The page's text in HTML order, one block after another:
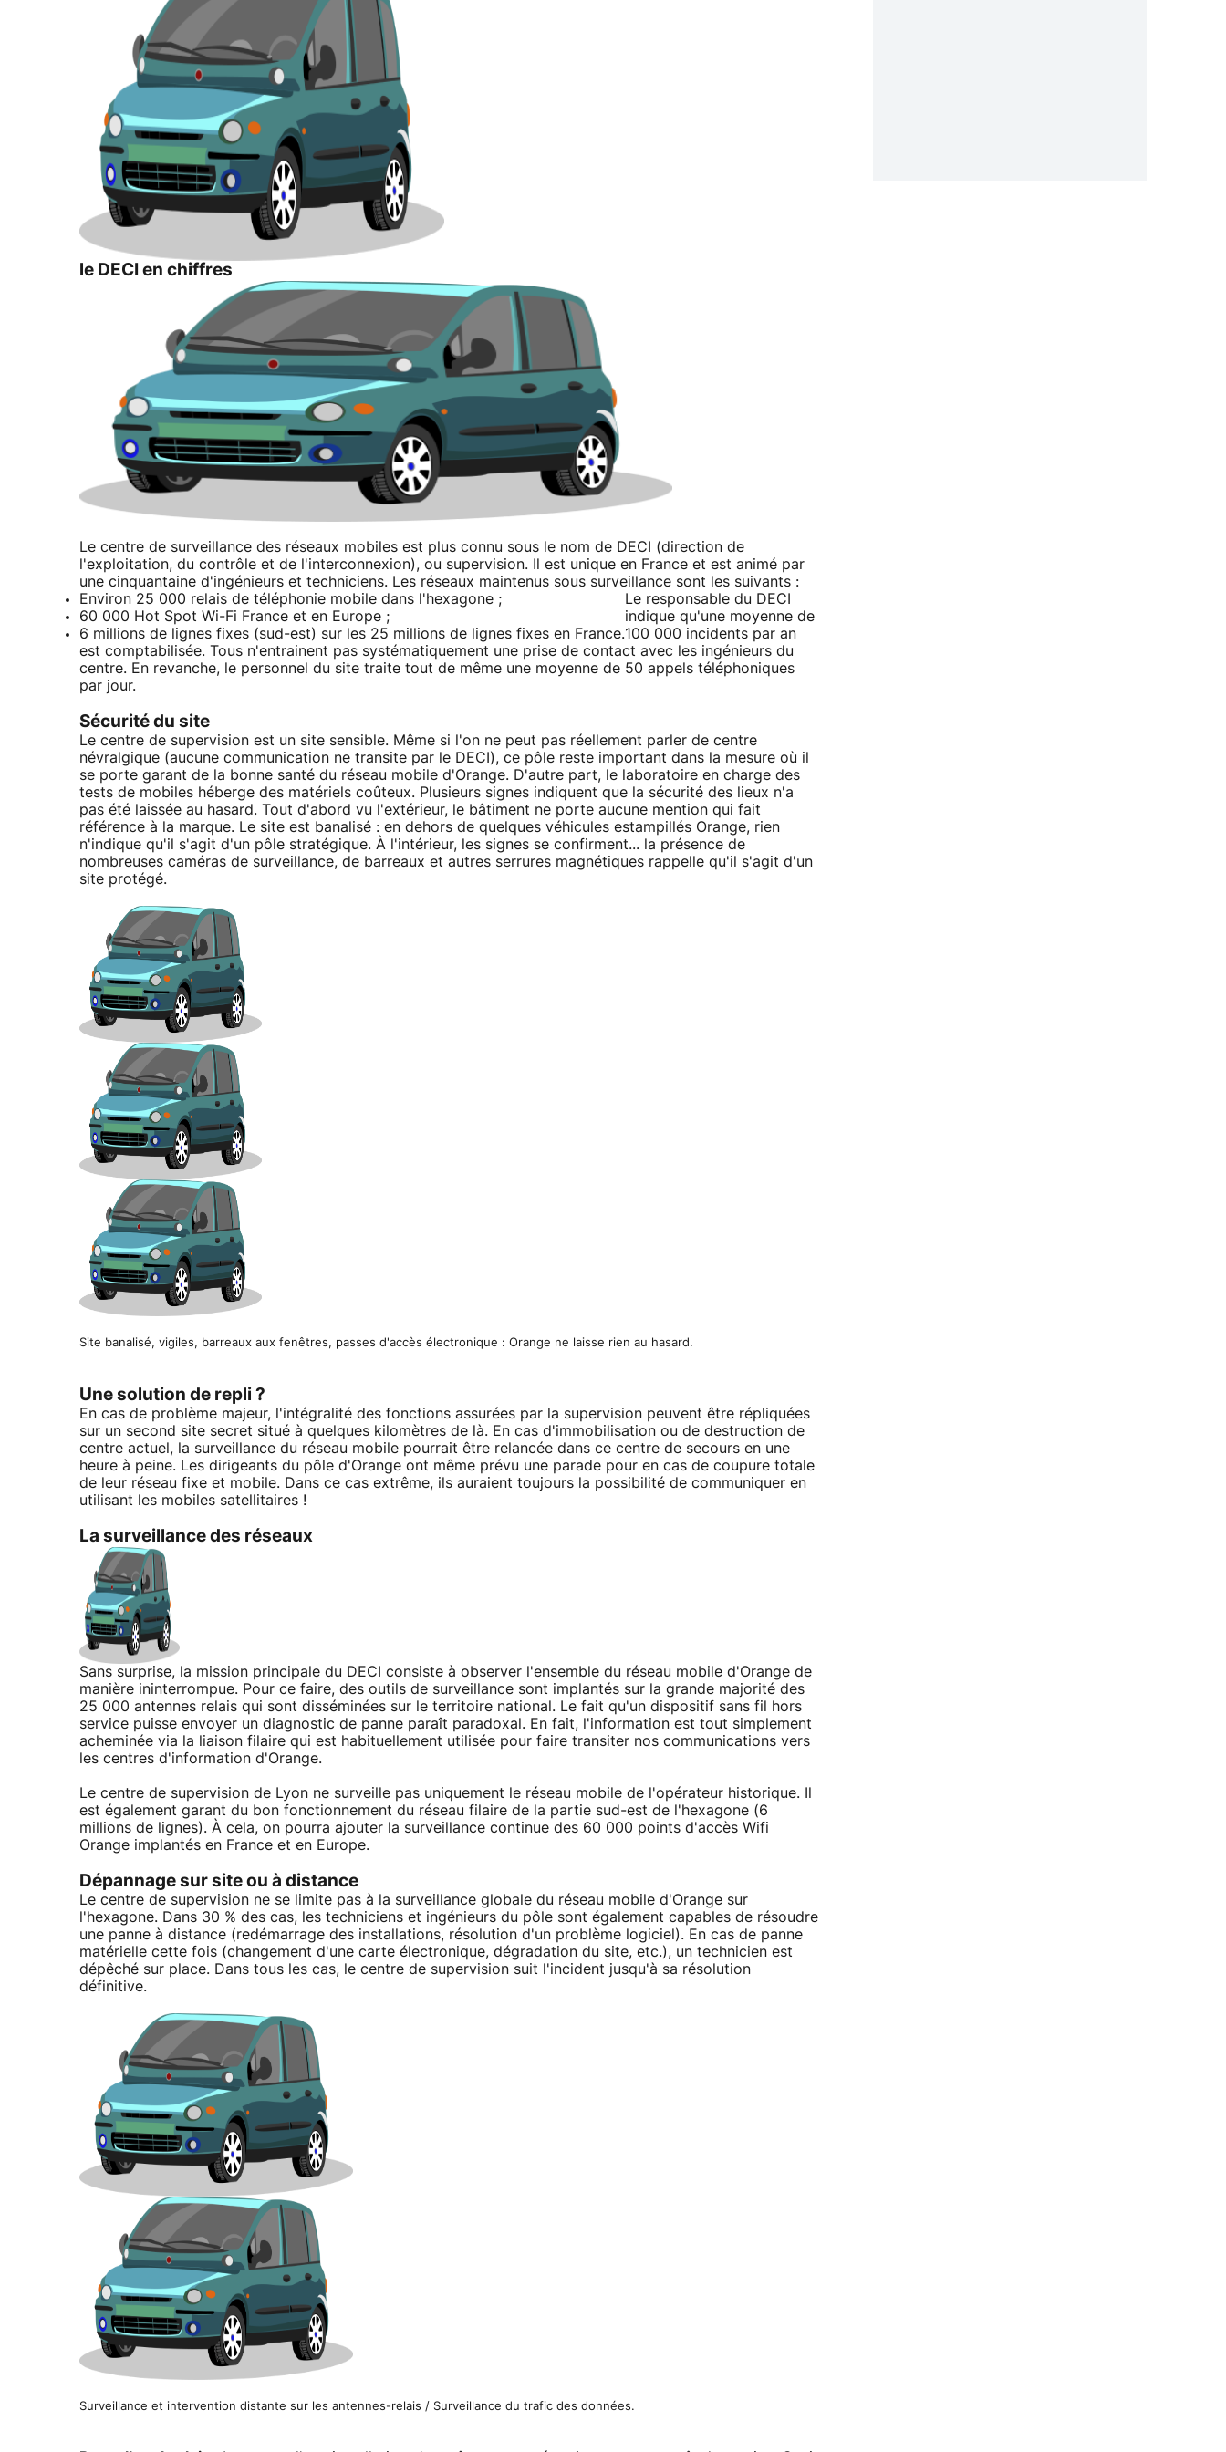
le DECI en chiffres
Le centre de surveillance des réseaux mobiles est plus connu sous le nom de DECI (direction de
l'exploitation, du contrôle et de l'interconnexion), ou supervision. Il est unique en France et est animé par
une cinquantaine d'ingénieurs et techniciens. Les réseaux maintenus sous surveillance sont les suivants :
Environ 25 000 relais de téléphonie mobile dans l'hexagone ;
60 000 Hot Spot Wi-Fi France et en Europe ;
6 millions de lignes fixes (sud-est) sur les 25 millions de lignes fixes en France.
Le responsable du DECI
indique qu'une moyenne de
100 000 incidents par an
est comptabilisée. Tous n'entrainent pas systématiquement une prise de contact avec les ingénieurs du
centre. En revanche, le personnel du site traite tout de même une moyenne de 50 appels téléphoniques
par jour.
Sécurité du site
Le centre de supervision est un site sensible. Même si l'on ne peut pas réellement parler de centre
névralgique (aucune communication ne transite par le DECI), ce pôle reste important dans la mesure où il
se porte garant de la bonne santé du réseau mobile d'Orange. D'autre part, le laboratoire en charge des
tests de mobiles héberge des matériels coûteux. Plusieurs signes indiquent que la sécurité des lieux n'a
pas été laissée au hasard. Tout d'abord vu l'extérieur, le bâtiment ne porte aucune mention qui fait
référence à la marque. Le site est banalisé : en dehors de quelques véhicules estampillés Orange, rien
n'indique qu'il s'agit d'un pôle stratégique. À l'intérieur, les signes se confirment... la présence de
nombreuses caméras de surveillance, de barreaux et autres serrures magnétiques rappelle qu'il s'agit d'un
site protégé.
Site banalisé, vigiles, barreaux aux fenêtres, passes d'accès électronique : Orange ne laisse rien au hasard.
Une solution de repli ?
En cas de problème majeur, l'intégralité des fonctions assurées par la supervision peuvent être répliquées
sur un second site secret situé à quelques kilomètres de là. En cas d'immobilisation ou de destruction de
centre actuel, la surveillance du réseau mobile pourrait être relancée dans ce centre de secours en une
heure à peine. Les dirigeants du pôle d'Orange ont même prévu une parade pour en cas de coupure totale
de leur réseau fixe et mobile. Dans ce cas extrême, ils auraient toujours la possibilité de communiquer en
utilisant les mobiles satellitaires !
La surveillance des réseaux
Sans surprise, la mission principale du DECI consiste à observer l'ensemble du réseau mobile d'Orange de
manière ininterrompue. Pour ce faire, des outils de surveillance sont implantés sur la grande majorité des
25 000 antennes relais qui sont disséminées sur le territoire national. Le fait qu'un dispositif sans fil hors
service puisse envoyer un diagnostic de panne paraît paradoxal. En fait, l'information est tout simplement
acheminée via la liaison filaire qui est habituellement utilisée pour faire transiter nos communications vers
les centres d'information d'Orange.
Le centre de supervision de Lyon ne surveille pas uniquement le réseau mobile de l'opérateur historique. Il
est également garant du bon fonctionnement du réseau filaire de la partie sud-est de l'hexagone (6
millions de lignes). À cela, on pourra ajouter la surveillance continue des 60 000 points d'accès Wifi
Orange implantés en France et en Europe.
Dépannage sur site ou à distance
Le centre de supervision ne se limite pas à la surveillance globale du réseau mobile d'Orange sur
l'hexagone. Dans 30 % des cas, les techniciens et ingénieurs du pôle sont également capables de résoudre
une panne à distance (redémarrage des installations, résolution d'un problème logiciel). En cas de panne
matérielle cette fois (changement d'une carte électronique, dégradation du site, etc.), un technicien est
dépêché sur place. Dans tous les cas, le centre de supervision suit l'incident jusqu'à sa résolution
définitive.
Surveillance et intervention distante sur les antennes-relais / Surveillance du trafic des données.